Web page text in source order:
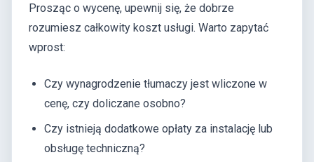
Prosząc o wycenę, upewnij się, że dobrze
rozumiesz całkowity koszt usługi. Warto zapytać
wprost:
Czy wynagrodzenie tłumaczy jest wliczone w
cenę, czy doliczane osobno?
Czy istnieją dodatkowe opłaty za instalację lub
obsługę techniczną?